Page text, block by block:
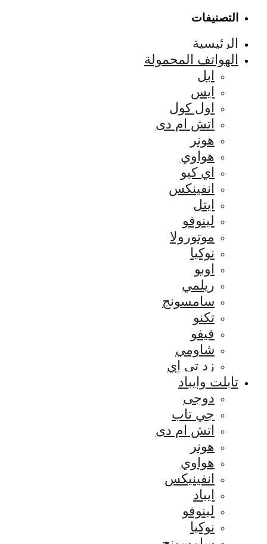
التصنيفات
الرئيسية
الهواتف المحمولة
ابل
ايس
اول كول
اتش ام دى
هونر
هواوي
اي كيو
انفينكس
ايتل
لينوفو
موتورولا
نوكيا
اوبو
ريلمي
سامسونج
تكنو
فيفو
شاومي
زد تي إي
تابلت وايباد
دوجى
جي تاب
اتش ام دى
هونر
هواوي
انفينيكس
ايباد
لينوفو
نوكيا